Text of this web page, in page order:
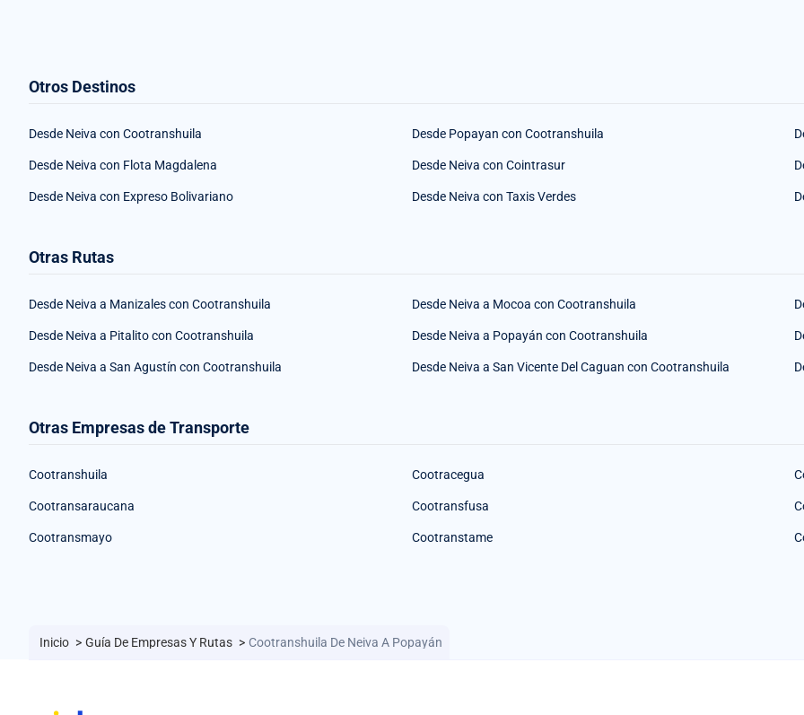
Otros Destinos
Desde Neiva con Cootranshuila Desde Popayan con Cootranshuila
Desde Neiva con Flota Magdalena Desde Neiva con Cointrasur
Desde Neiva con Expreso Bolivariano Desde Neiva con Taxis Verdes
Otras Rutas
Desde Neiva a Manizales con Cootranshuila Desde Neiva a Mocoa con Cootranshuila
Desde Neiva a Pitalito con Cootranshuila Desde Neiva a Popayán con Cootranshuila
Desde Neiva a San Agustín con Cootranshuila Desde Neiva a San Vicente Del Caguan con Cootranshuila
Otras Empresas de Transporte
Cootranshuila Cootracegua
Cootransaraucana Cootransfusa
Cootransmayo Cootranstame
Inicio > Guía De Empresas Y Rutas > Cootranshuila De Neiva A Popayán